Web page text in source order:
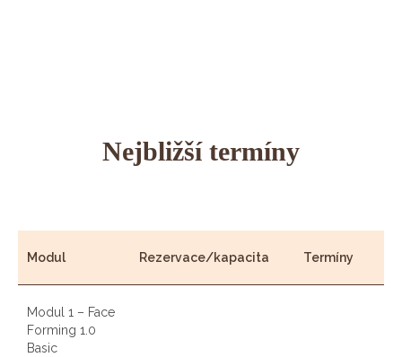
Nejbližší termíny
Modul Rezervace/kapacita Termíny
Modul 1 – Face
Forming 1.0
Basic